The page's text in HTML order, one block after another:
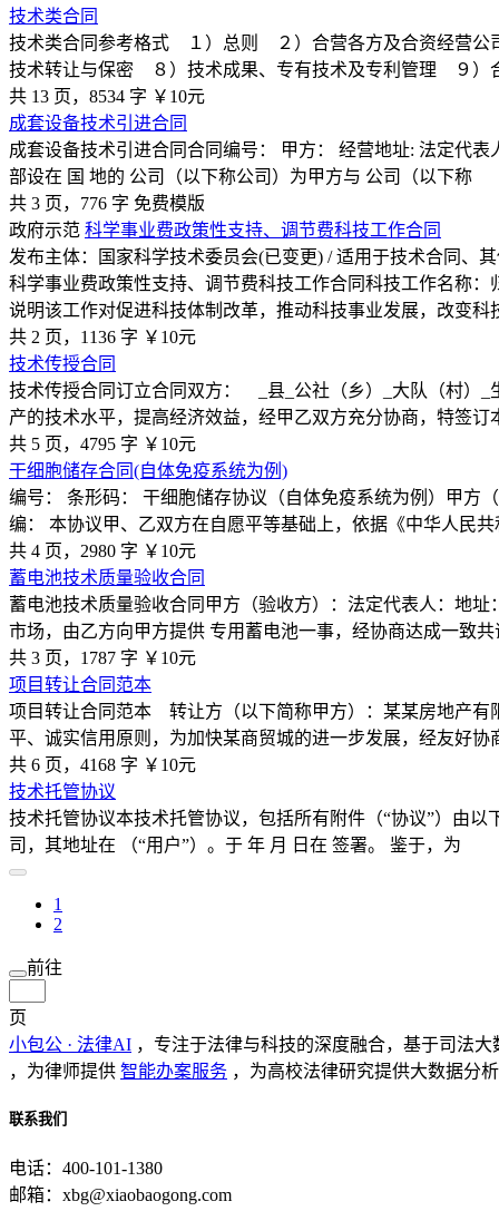
技术类合同
技术类合同参考格式 １）总则 ２）合营各方及合资经营
技术转让与保密 ８）技术成果、专有技术及专利管理 ９）
共 13 页，8534 字 ￥10元
成套设备技术引进合同
成套设备技术引进合同合同编号： 甲方： 经营地址: 法定代
部设在 国 地的 公司（以下称公司）为甲方与 公司（以下称
共 3 页，776 字 免费模版
政府示范 科学事业费政策性支持、调节费科技工作合同
发布主体：国家科学技术委员会(已变更) / 适用于技术合同、
科学事业费政策性支持、调节费科技工作合同科技工作名
说明该工作对促进科技体制改革，推动科技事业发展，改变科
共 2 页，1136 字 ￥10元
技术传授合同
技术传授合同订立合同双方： _县_公社（乡）_大队（村）
产的技术水平，提高经济效益，经甲乙双方充分协商，特签订
共 5 页，4795 字 ￥10元
干细胞储存合同(自体免疫系统为例)
编号： 条形码： 干细胞储存协议（自体免疫系统为例）甲方
编： 本协议甲、乙双方在自愿平等基础上，依据《中华人民
共 4 页，2980 字 ￥10元
蓄电池技术质量验收合同
蓄电池技术质量验收合同甲方（验收方）：法定代表人：地
市场，由乙方向甲方提供 专用蓄电池一事，经协商达成一致
共 3 页，1787 字 ￥10元
项目转让合同范本
项目转让合同范本 转让方（以下简称甲方）：某某房地产
平、诚实信用原则，为加快某商贸城的进一步发展，经友好协
共 6 页，4168 字 ￥10元
技术托管协议
技术托管协议本技术托管协议，包括所有附件（“协议”）由
司，其地址在 （“用户”）。于 年 月 日在 签署。 鉴于，为
1
2
前往
页
小包公 · 法律AI ，专注于法律与科技的深度融合，基于司法
，为律师提供 智能办案服务 ，为高校法律研究提供大数据分
联系我们
电话：400-101-1380
邮箱：xbg@xiaobaogong.com